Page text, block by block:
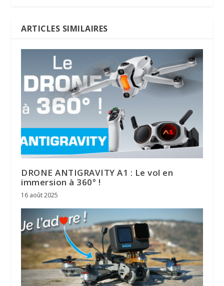
ARTICLES SIMILAIRES
DRONE ANTIGRAVITY A1 : Le vol en
immersion à 360° !
16 août 2025